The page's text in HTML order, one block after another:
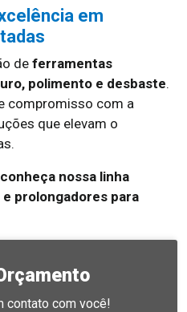
em
de ferramentas
polimento e desbaste.
compromisso com a
que elevam o
nossa linha
prolongadores para
contato com você!